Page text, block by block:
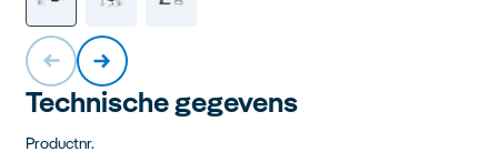
Technische gegevens
Productnr.